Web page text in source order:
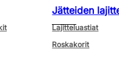
Jätteiden
Lajitteluastiat
Roskakorit